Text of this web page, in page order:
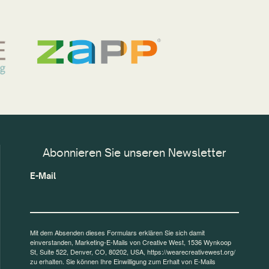
Abonnieren Sie unseren Newsletter
E-Mail
Mit dem Absenden dieses Formulars erklären Sie sich damit
einverstanden, Marketing-E-Mails von Creative West, 1536 Wynkoop
St, Suite 522, Denver, CO, 80202, USA, https://wearecreativewest.org/
zu erhalten. Sie können Ihre Einwilligung zum Erhalt von E-Mails